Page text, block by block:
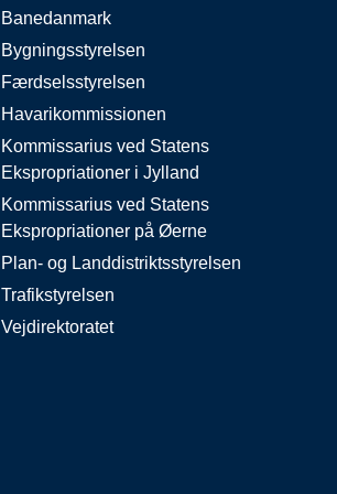
Banedanmark
Bygningsstyrelsen
Færdselsstyrelsen
Havarikommissionen
Kommissarius ved Statens
Ekspropriationer i Jylland
Kommissarius ved Statens
Ekspropriationer på Øerne
Plan- og Landdistriktsstyrelsen
Trafikstyrelsen
Vejdirektoratet